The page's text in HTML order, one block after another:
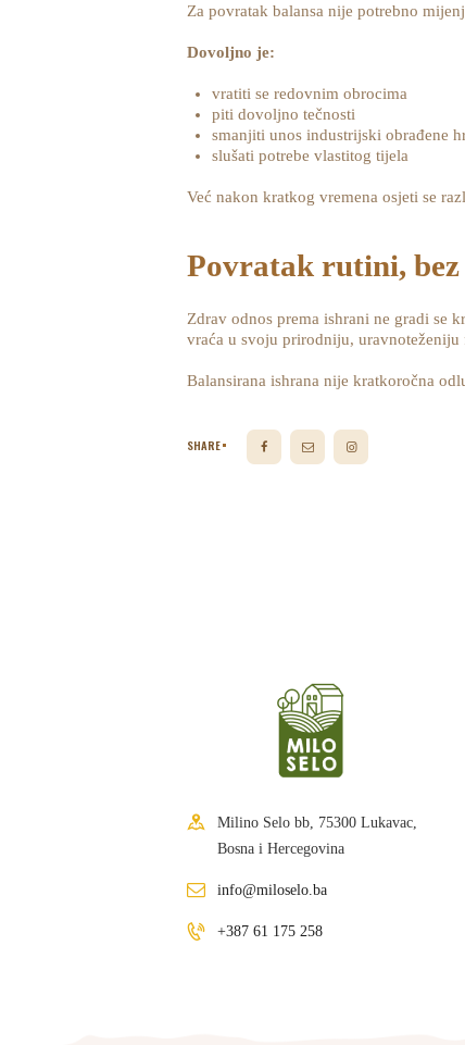
Za povratak balansa nije potrebno
Dovoljno je:
vratiti se redovnim obrocima
piti dovoljno tečnosti
smanjiti unos industrijski obrađene
slušati potrebe vlastitog tijela
Već nakon kratkog vremena osjeti se
Povratak rutini,
Zdrav odnos prema ishrani ne gradi se
vraća u svoju prirodniju, uravnoteženiju
Balansirana ishrana nije kratkoročna
SHARE
Milino Selo bb, 75300 Lukavac,
Bosna i Hercegovina
info@miloselo.ba
+387 61 175 258